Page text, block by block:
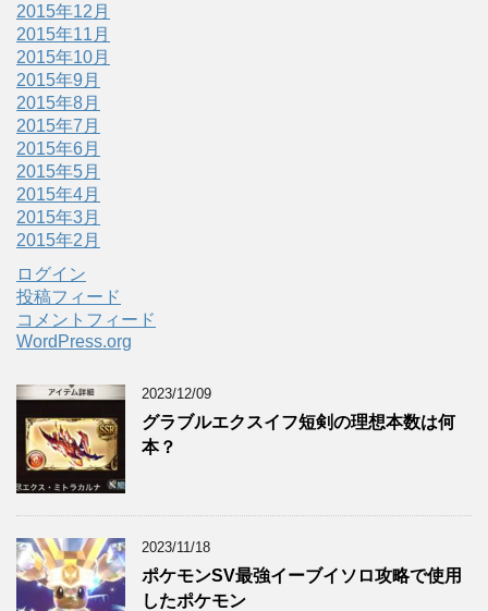
2015年12月
2015年11月
2015年10月
2015年9月
2015年8月
2015年7月
2015年6月
2015年5月
2015年4月
2015年3月
2015年2月
ログイン
投稿フィード
コメントフィード
WordPress.org
2023/12/09
グラブルエクスイフ短剣の理想本数は何
本？
2023/11/18
ポケモンSV最強イーブイソロ攻略で使用
したポケモン